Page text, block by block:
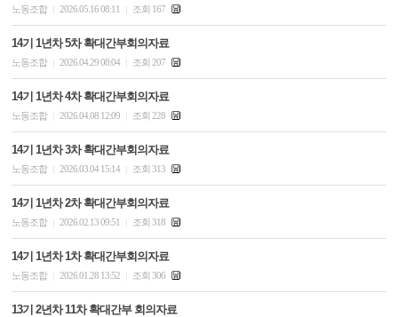
노동조합 2026.05.16 08:11 조회 167
14기 1년차 5차 확대간부회의자료
노동조합 2026.04.29 08:04 조회 207
14기 1년차 4차 확대간부회의자료
노동조합 2026.04.08 12:09 조회 228
14기 1년차 3차 확대간부회의자료
노동조합 2026.03.04 15:14 조회 313
14기 1년차 2차 확대간부회의자료
노동조합 2026.02.13 09:51 조회 318
14기 1년차 1차 확대간부회의자료
노동조합 2026.01.28 13:52 조회 306
13기 2년차 11차 확대간부 회의자료